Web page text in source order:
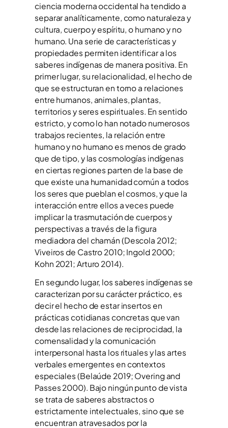
ciencia moderna occidental ha tendido a
separar analíticamente, como naturaleza y
cultura, cuerpo y espíritu, o humano y no
humano. Una serie de características y
propiedades permiten identificar a los
saberes indígenas de manera positiva. En
primer lugar, su relacionalidad, el hecho de
que se estructuran en torno a relaciones
entre humanos, animales, plantas,
territorios y seres espirituales. En sentido
estricto, y como lo han notado numerosos
trabajos recientes, la relación entre
humano y no humano es menos de grado
que de tipo, y las cosmologías indígenas
en ciertas regiones parten de la base de
que existe una humanidad común a todos
los seres que pueblan el cosmos, y que la
interacción entre ellos a veces puede
implicar la trasmutación de cuerpos y
perspectivas a través de la figura
mediadora del chamán (Descola 2012;
Viveiros de Castro 2010; Ingold 2000;
Kohn 2021; Arturo 2014).
En segundo lugar, los saberes indígenas se
caracterizan por su carácter práctico, es
decir el hecho de estar insertos en
prácticas cotidianas concretas que van
desde las relaciones de reciprocidad, la
comensalidad y la comunicación
interpersonal hasta los rituales y las artes
verbales emergentes en contextos
especiales (Belaúde 2019; Overing and
Passes 2000). Bajo ningún punto de vista
se trata de saberes abstractos o
estrictamente intelectuales, sino que se
encuentran atravesados por la